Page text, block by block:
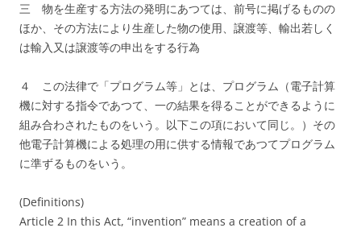
三 物を生産する方法の発明にあつては、前号に掲げるものの
ほか、その方法により生産した物の使用、譲渡等、輸出若しく
は輸入又は譲渡等の申出をする行為
４ この法律で「プログラム等」とは、プログラム（電子計算
機に対する指令であつて、一の結果を得ることができるように
組み合わされたものをいう。以下この項において同じ。）その
他電子計算機による処理の用に供する情報であつてプログラム
に準ずるものをいう。
(Definitions)
Article 2 In this Act, “invention” means a creation of a